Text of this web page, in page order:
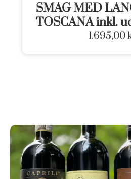
SMAG MED
TOSCANA inkl.
1.695,00